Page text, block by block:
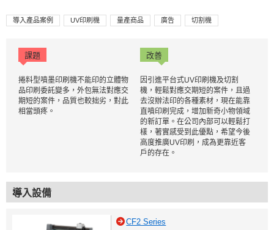
導入產品案例 UV印刷機 量產商品 廣告 切割機
課題 改善
捲料型噴墨印刷機不能印的立體物
品印刷委託變多，外包無法對應交
期短的案件，品質也較拙劣，對此
相當頭疼。
因引進平台式UV印刷機及切割
機，輕鬆對應交期短的案件，且過
去沒辦法印的各種素材，現在能靠
直噴印刷完成，增加新奇小物領域
的新訂單。在公司內部可以輕鬆打
樣，著實感受到此優點，希望今後
高度推廣UV印刷，成為更靠近客
戶的存在。
導入設備
CF2 Series